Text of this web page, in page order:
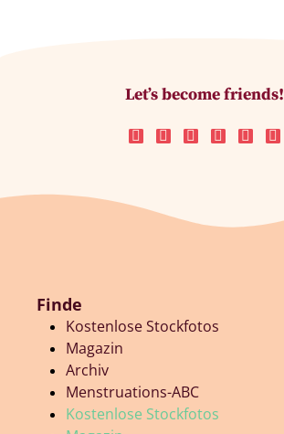
Let’s become friends!
Finde
Kostenlose Stockfotos
Magazin
Archiv
Menstruations-ABC
Kostenlose Stockfotos